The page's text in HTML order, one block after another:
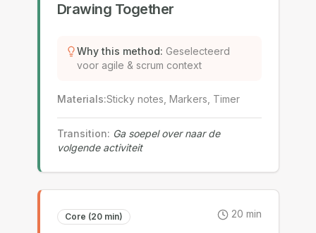
Drawing Together
Why this method: Geselecteerd
voor agile & scrum context
Materials:Sticky notes, Markers, Timer
Transition: Ga soepel over naar de
volgende activiteit
Core (20 min) 20 min